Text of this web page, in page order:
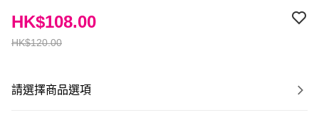
HK$120.00
HK$108.00
請選擇商品選項